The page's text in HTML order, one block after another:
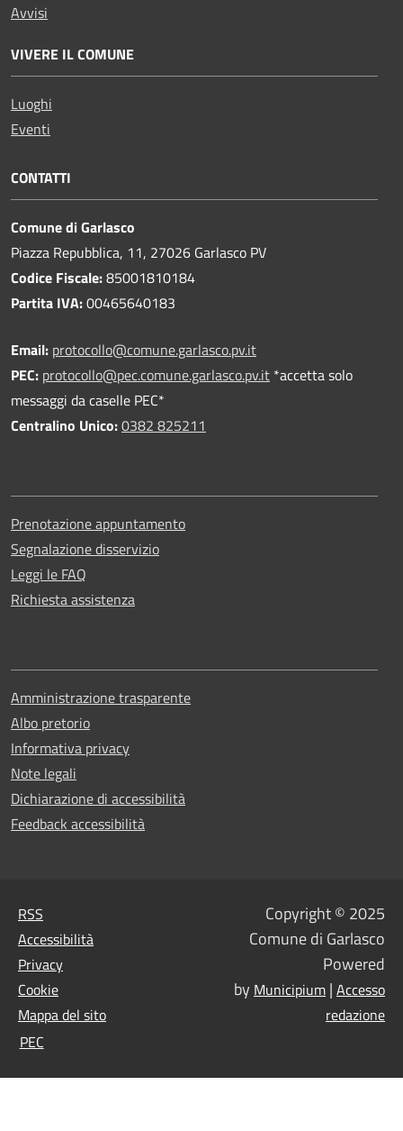
Avvisi
VIVERE IL COMUNE
Luoghi
Eventi
CONTATTI
Comune di Garlasco
Piazza Repubblica, 11, 27026 Garlasco PV
Codice Fiscale:85001810184
Partita IVA:00465640183
Email: protocollo@comune.garlasco.pv.it
PEC: protocollo@pec.comune.garlasco.pv.it *accetta solo
messaggi da caselle PEC*
Centralino Unico:0382 825211
Prenotazione appuntamento
Segnalazione disservizio
Leggi le FAQ
Richiesta assistenza
Amministrazione trasparente
Albo pretorio
Informativa privacy
Note legali
Dichiarazione di accessibilità
Feedback accessibilità
RSS
Accessibilità
Privacy
Cookie
Mappa del sito
PEC
Copyright © 2025
Comune di Garlasco
Powered
by Municipium | Accesso
redazione